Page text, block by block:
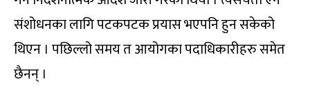
संशोधनका लागि पटकपटक प्रयास भएपनि हुन सकेको
थिएन । पछिल्लो समय त आयोगका पदाधिकारीहरु समेत
छैनन् ।